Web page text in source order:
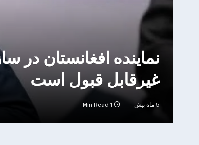
نماینده افغانستان در
غیرقابل قبول است
5 ماه پیش 1 Min Read